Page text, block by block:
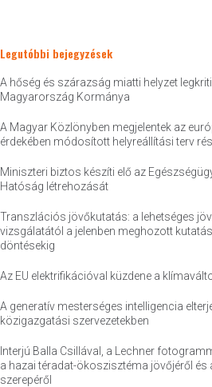
Legutóbbi bejegyzések
A hőség és szárazság miatti helyzet
Magyarország Kormánya
A Magyar Közlönyben megjelentek az
érdekében módosított helyreállítási terv
Miniszteri biztos készíti elő az
Hatóság létrehozását
Transzlációs jövőkutatás: a lehetséges
vizsgálatától a jelenben meghozott
döntésekig
Az EU elektrifikációval küzdene a
A generatív mesterséges intelligencia
közigazgatási szervezetekben
Interjú Balla Csillával, a Lechner
a hazai téradat-ökoszisztéma jövőjéről és
szerepéről